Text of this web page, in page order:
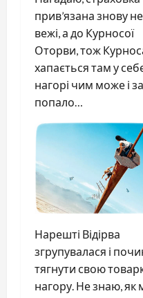
прив’язана знову
вежі, а до Курносої
Оторви, тож
хапається там у
нагорі чим може і
попало…
Нарешті Відірва
згрупувалася і
тягнути свою
нагору. Не знаю, як